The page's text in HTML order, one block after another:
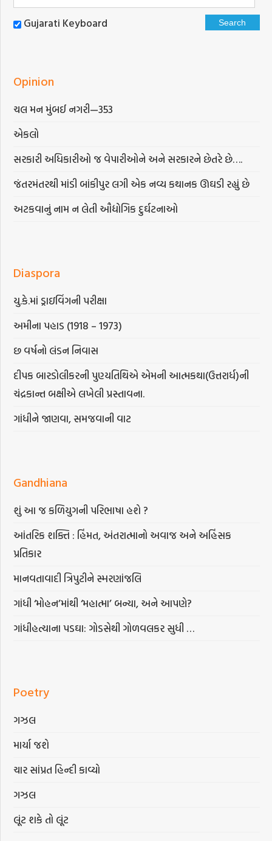
Gujarati Keyboard
Opinion
ચલ મન મુંબઈ નગરી—353
એકલો
સરકારી અધિકારીઓ જ વેપારીઓને અને સરકારને છેતરે છે….
જંતરમંતરથી માંડી બાંકીપુર લગી એક નવ્ય કથાનક ઊઘડી રહ્યું છે
અટકવાનું નામ ન લેતી ઔદ્યોગિક દુર્ઘટનાઓ
Diaspora
યુ.કે.માં ડ્રાઇવિંગની પરીક્ષા
અમીના પહાડ (1918 – 1973)
છ વર્ષનો લંડન નિવાસ
દીપક બારડોલીકરની પુણ્યતિથિએ એમની આત્મકથા(ઉત્તરાર્ધ)ની
ચંદ્રકાન્ત બક્ષીએ લખેલી પ્રસ્તાવના.
ગાંધીને જાણવા, સમજવાની વાટ
Gandhiana
શું આ જ કળિયુગની પરિભાષા હશે ?
આંતરિક શક્તિ : હિંમત, અંતરાત્માનો અવાજ અને અહિંસક
પ્રતિકાર
માનવતાવાદી ત્રિપુટીને સ્મરણાંજલિ
ગાંધી ‘મોહન’માંથી ‘મહાત્મા’ બન્યા, અને આપણે?
ગાંધીહત્યાના પડઘા: ગોડસેથી ગોળવલકર સુધી …
Poetry
ગઝલ
માર્યા જશે
ચાર સાંપ્રત હિન્દી કાવ્યો
ગઝલ
લૂંટ શકે તો લૂંટ